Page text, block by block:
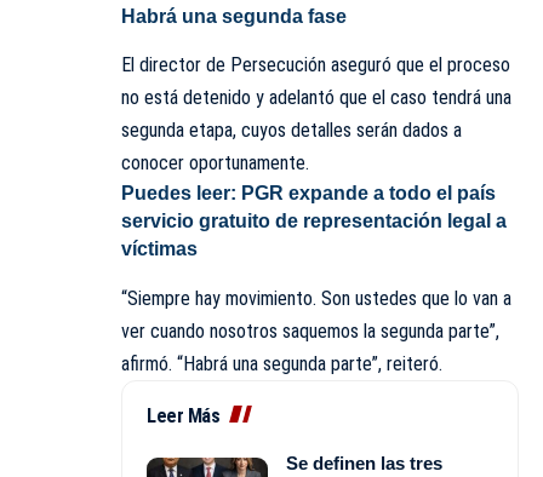
Habrá una segunda fase
El director de Persecución aseguró que el proceso
no está detenido y adelantó que el caso tendrá una
segunda etapa, cuyos detalles serán dados a
conocer oportunamente.
Puedes leer: PGR expande a todo el país
servicio gratuito de representación legal a
víctimas
“Siempre hay movimiento. Son ustedes que lo van a
ver cuando nosotros saquemos la segunda parte”,
afirmó. “Habrá una segunda parte”, reiteró.
Leer Más
Se definen las tres